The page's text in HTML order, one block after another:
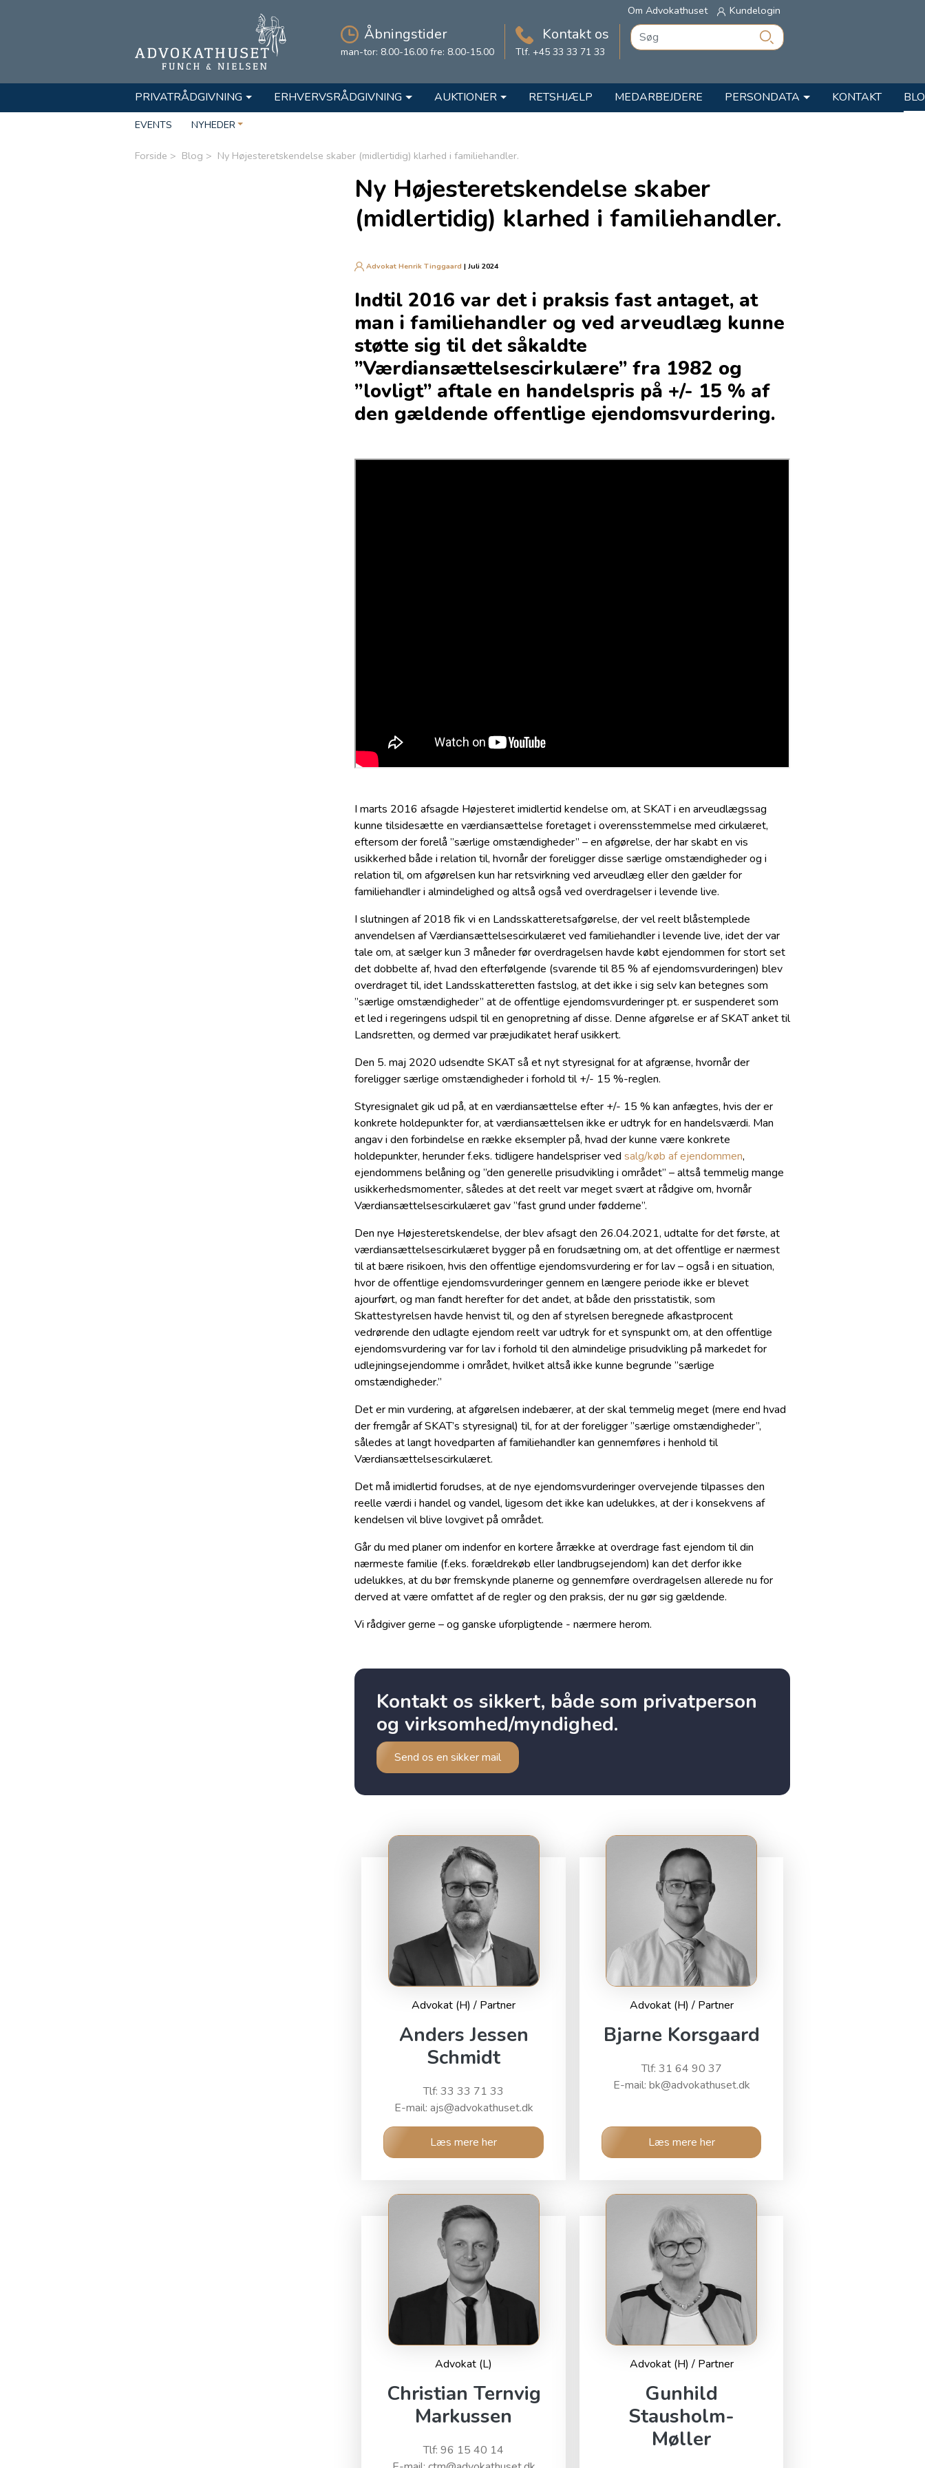
Om Advokathuset Kundelogin
Åbningstider
man-tor: 8.00-16.00 fre: 8.00-15.00
Kontakt os
Tlf. +45 33 33 71 33
PRIVATRÅDGIVNING ERHVERVSRÅDGIVNING AUKTIONER RETSHJÆLP MEDARBEJDERE PERSONDATA KONTAKT
EVENTS NYHEDER
Forside Blog Ny Højesteretskendelse skaber (midlertidig) klarhed i familiehandler.
Ny Højesteretskendelse skaber
(midlertidig) klarhed i familiehandler.
Advokat Henrik Tinggaard | Juli 2024
Indtil 2016 var det i praksis fast antaget, at
man i familiehandler og ved arveudlæg kunne
støtte sig til det såkaldte
”Værdiansættelsescirkulære” fra 1982 og
”lovligt” aftale en handelspris på +/- 15 % af
den gældende offentlige ejendomsvurdering.
I marts 2016 afsagde Højesteret imidlertid kendelse om, at SKAT i en arveudlægssag
kunne tilsidesætte en værdiansættelse foretaget i overensstemmelse med cirkulæret,
eftersom der forelå ”særlige omstændigheder” – en afgørelse, der har skabt en vis
usikkerhed både i relation til, hvornår der foreligger disse særlige omstændigheder og i
relation til, om afgørelsen kun har retsvirkning ved arveudlæg eller den gælder for
familiehandler i almindelighed og altså også ved overdragelser i levende live.
I slutningen af 2018 fik vi en Landsskatteretsafgørelse, der vel reelt blåstemplede
anvendelsen af Værdiansættelsescirkulæret ved familiehandler i levende live, idet der var
tale om, at sælger kun 3 måneder før overdragelsen havde købt ejendommen for stort set
det dobbelte af, hvad den efterfølgende (svarende til 85 % af ejendomsvurderingen) blev
overdraget til, idet Landsskatteretten fastslog, at det ikke i sig selv kan betegnes som
”særlige omstændigheder” at de offentlige ejendomsvurderinger pt. er suspenderet som
et led i regeringens udspil til en genopretning af disse. Denne afgørelse er af SKAT anket til
Landsretten, og dermed var præjudikatet heraf usikkert.
Den 5. maj 2020 udsendte SKAT så et nyt styresignal for at afgrænse, hvornår der
foreligger særlige omstændigheder i forhold til +/- 15 %-reglen.
Styresignalet gik ud på, at en værdiansættelse efter +/- 15 % kan anfægtes, hvis der er
konkrete holdepunkter for, at værdiansættelsen ikke er udtryk for en handelsværdi. Man
angav i den forbindelse en række eksempler på, hvad der kunne være konkrete
holdepunkter, herunder f.eks. tidligere handelspriser vedsalg/køb af ejendommen,
ejendommens belåning og ”den generelle prisudvikling i området” – altså temmelig mange
usikkerhedsmomenter, således at det reelt var meget svært at rådgive om, hvornår
Værdiansættelsescirkulæret gav ”fast grund under fødderne”.
Den nye Højesteretskendelse, der blev afsagt den 26.04.2021, udtalte for det første, at
værdiansættelsescirkulæret bygger på en forudsætning om, at det offentlige er nærmest
til at bære risikoen, hvis den offentlige ejendomsvurdering er for lav – også i en situation,
hvor de offentlige ejendomsvurderinger gennem en længere periode ikke er blevet
ajourført, og man fandt herefter for det andet, at både den prisstatistik, som
Skattestyrelsen havde henvist til, og den af styrelsen beregnede afkastprocent
vedrørende den udlagte ejendom reelt var udtryk for et synspunkt om, at den offentlige
ejendomsvurdering var for lav i forhold til den almindelige prisudvikling på markedet for
udlejningsejendomme i området, hvilket altså ikke kunne begrunde ”særlige
omstændigheder.”
Det er min vurdering, at afgørelsen indebærer, at der skal temmelig meget (mere end hvad
der fremgår af SKAT’s styresignal) til, for at der foreligger ”særlige omstændigheder”,
således at langt hovedparten af familiehandler kan gennemføres i henhold til
Værdiansættelsescirkulæret.
Det må imidlertid forudses, at de nye ejendomsvurderinger overvejende tilpasses den
reelle værdi i handel og vandel, ligesom det ikke kan udelukkes, at der i konsekvens af
kendelsen vil blive lovgivet på området.
Går du med planer om indenfor en kortere årrække at overdrage fast ejendom til din
nærmeste familie (f.eks. forældrekøb eller landbrugsejendom) kan det derfor ikke
udelukkes, at du bør fremskynde planerne og gennemføre overdragelsen allerede nu for
derved at være omfattet af de regler og den praksis, der nu gør sig gældende.
Vi rådgiver gerne – og ganske uforpligtende - nærmere herom.
Kontakt os sikkert, både som privatperson
og virksomhed/myndighed.
Send os en sikker mail
Advokat (H) / Partner
Anders Jessen
Schmidt
Tlf: 33 33 71 33
E-mail: ajs@advokathuset.dk
Læs mere her
Advokat (H) / Partner
Bjarne Korsgaard
Tlf: 31 64 90 37
E-mail: bk@advokathuset.dk
Læs mere her
Advokat (L)
Christian Ternvig
Markussen
Tlf: 96 15 40 14
Advokat (H) / Partner
Gunhild
Stausholm-
Møller